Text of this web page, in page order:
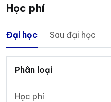
Học phí
Đại học Sau đại học
Phân loại
Học phí